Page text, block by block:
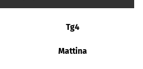
Tg4
Mattina